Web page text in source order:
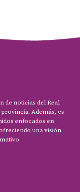
de noticias del Real
Además, es
enfocados en
una visión